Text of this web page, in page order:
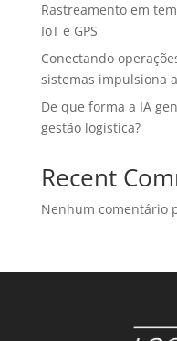
Rastreamento em
IoT e GPS
Conectando
sistemas impulsiona
De que forma a IA
gestão logística?
Recent
Nenhum comentário